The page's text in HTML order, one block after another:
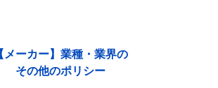
【メーカー】業種・業界の
その他のポリシー